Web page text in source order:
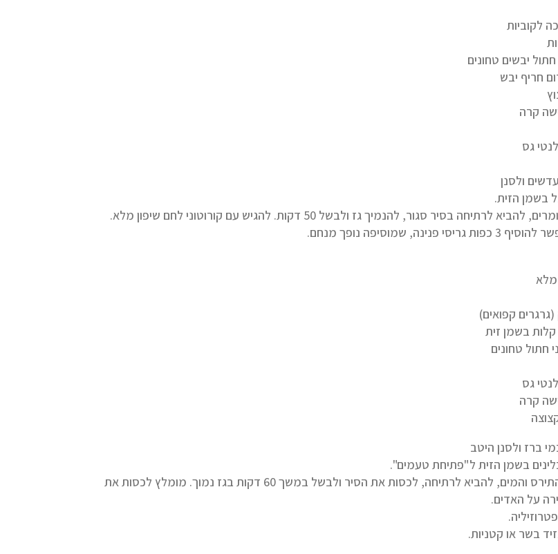
ולסנן
בשמן הזית.
להוסיף את יתר החומרים, להביא לרתיחה בסיר סגור, להנמיך גז ולבשל 50 דקות. להגיש עם קורוטוני לחם שיפון מלא.
שמוסיפה נופך מנחם.
ברז ולסנן היטב
בשמן הזית ל"פתיחת טעמים".
להוסיף את האורז התירס והמים, להביא לרתיחה, לכסות את הסיר ולבשל במשך 60 דקות בגז נמוך. מומלץ לכסות את
על האדים.
בשר או קטניות.